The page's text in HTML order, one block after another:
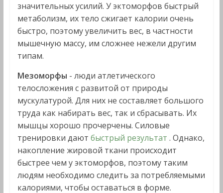
значительных усилий. У эктоморфов быстрый
метаболизм, их тело сжигает калории очень
быстро, поэтому увеличить вес, в частности
мышечную массу, им сложнее нежели другим
типам.
Мезоморфы - люди атлетического
телосложения с развитой от природы
мускулатурой. Для них не составляет большого
труда как набирать вес, так и сбрасывать. Их
мышцы хорошо прочерчены. Силовые
тренировки дают быстрый результат . Однако,
накопление жировой ткани происходит
быстрее чем у эктоморфов, поэтому таким
людям необходимо следить за потребляемыми
калориями, чтобы оставаться в форме.